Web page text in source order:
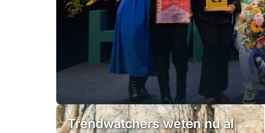
Trendwatchers weten nu al